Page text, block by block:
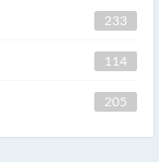
233
114
205